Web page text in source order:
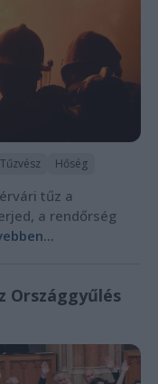
Tűzvész Hőség
tűz a
a rendőrség
Országgyűlés